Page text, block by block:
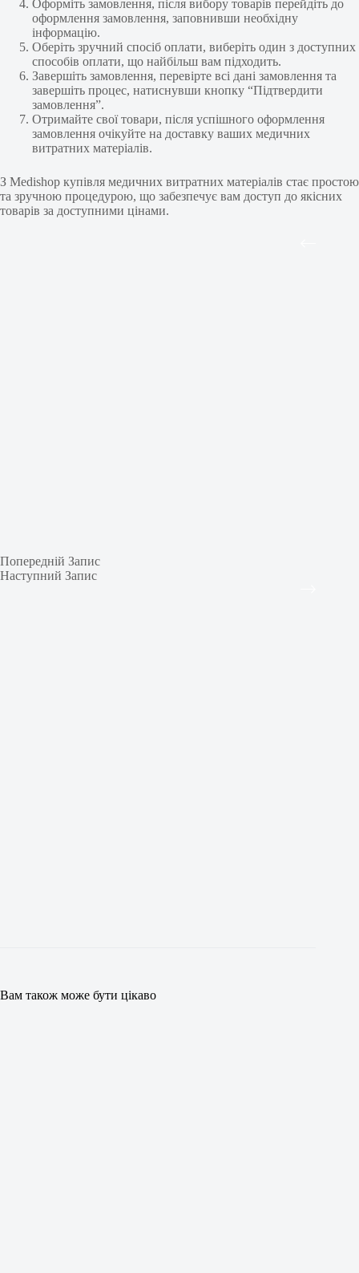
Оформіть замовлення, після вибору товарів перейдіть до
оформлення замовлення, заповнивши необхідну
інформацію.
Оберіть зручний спосіб оплати, виберіть один з доступних
способів оплати, що найбільш вам підходить.
Завершіть замовлення, перевірте всі дані замовлення та
завершіть процес, натиснувши кнопку “Підтвердити
замовлення”.
Отримайте свої товари, після успішного оформлення
замовлення очікуйте на доставку ваших медичних
витратних матеріалів.
З Medishop купівля медичних витратних матеріалів стає простою
та зручною процедурою, що забезпечує вам доступ до якісних
товарів за доступними цінами.
Попередній Запис
Наступний Запис
Вам також може бути цікаво